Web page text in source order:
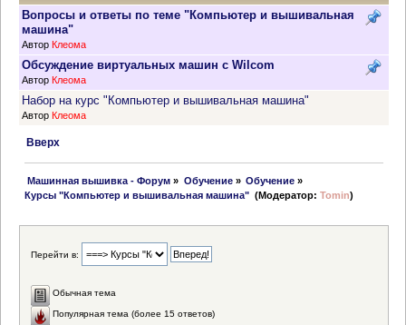
Вопросы и ответы по теме "Компьютер и вышивальная
машина"
Автор Клеома
Обсуждение виртуальных машин с Wilcom
Автор Клеома
Набор на курс "Компьютер и вышивальная машина"
Автор Клеома
Вверх
Машинная вышивка - Форум » Обучение» Обучение »
Курсы "Компьютер и вышивальная машина" (Модератор:Tomin)
Перейти в:
Обычная тема
Популярная тема (более 15 ответов)